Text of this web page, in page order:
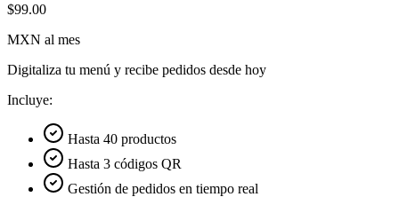
$99.00
MXN al mes
Digitaliza tu menú y recibe pedidos desde hoy
Incluye:
Hasta 40 productos
Hasta 3 códigos QR
Gestión de pedidos en tiempo real